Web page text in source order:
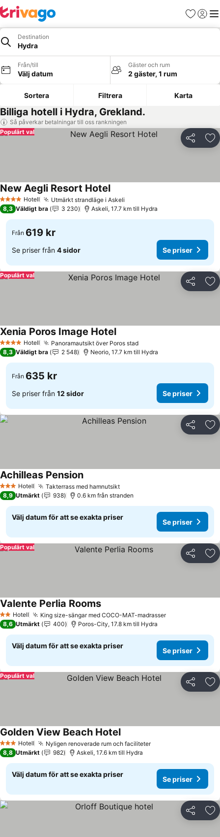
Favoriter
Logga
Destination
Hydra
Från/till
Välj datum
Gäster och rum
2 gäster, 1 rum
Sortera Filtrera Karta
Billiga hotell i Hydra, Grekland.
Så påverkar betalningar till oss rankningen
Dela
Populärt val
4 StjärnorHotell Utmärkt strandläge i Askeli
New Aegli Resort HotelSe priser
8,3 Väldigt bra 3 230 Askeli, 17.7 km till Hydra
Från 619 kr
Se priser från 4 sidor Se priser
Dela
Populärt val
4 StjärnorHotell Panoramautsikt över Poros stadSe priser
Xenia Poros Image HotelSe priser
8,3 Väldigt bra 2 548 Neorio, 17.7 km till Hydra
Från 635 kr
Se priser från 12 sidor Se priser
Dela
3 StjärnorHotell Takterrass med hamnutsiktSe priser
Achilleas PensionSe priser
8,9 Utmärkt 938 0.6 km från stranden
Välj datum för att se exakta priser
Se priser
Dela
Populärt val
2 Stjärnor
Hotell King size-sängar med COCO-MAT-madrasserSe priser
Valente Perlia RoomsSe priser
8,6 Utmärkt 400 Poros-City, 17.8 km till Hydra
Välj datum för att se exakta priser
Se priser
Dela
Populärt val
3 StjärnorHotell Nyligen renoverade rum och faciliteterSe priser
Golden View Beach HotelSe priser
8,8 Utmärkt 982 Askeli, 17.6 km till Hydra
Välj datum för att se exakta priser
Se priser
Dela